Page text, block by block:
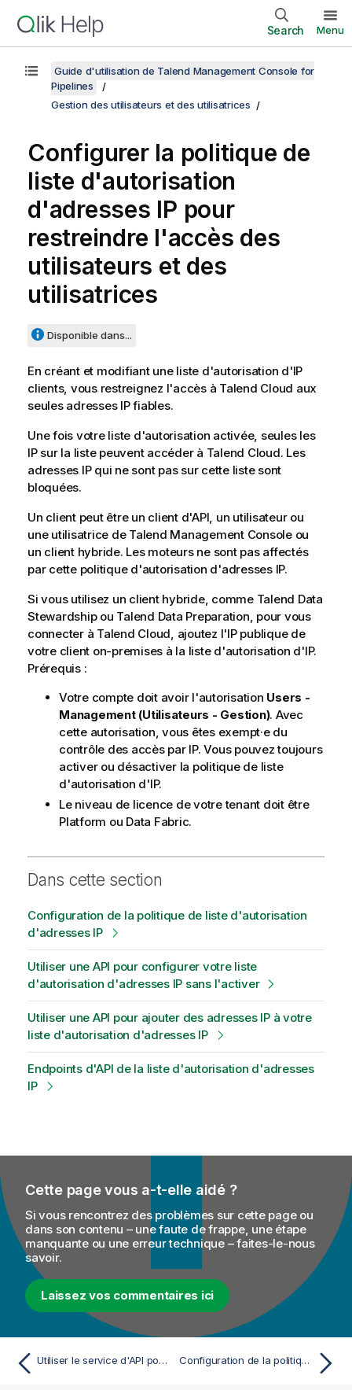
Search Menu
Guide d'utilisation de Talend Management Console for
Pipelines
Gestion des utilisateurs et des utilisatrices
Configurer la politique de
liste d'autorisation
d'adresses IP pour
restreindre l'accès des
utilisateurs et des
utilisatrices
Disponible dans...
En créant et modifiant une liste d'autorisation d'IP
clients, vous restreignez l'accès à Talend Cloud aux
seules adresses IP fiables.
Une fois votre liste d'autorisation activée, seules les
IP sur la liste peuvent accéder à Talend Cloud. Les
adresses IP qui ne sont pas sur cette liste sont
bloquées.
Un client peut être un client d'API, un utilisateur ou
une utilisatrice de Talend Management Consoleou
un client hybride. Les moteurs ne sont pas affectés
par cette politique d'autorisation d'adresses IP.
Si vous utilisez un client hybride, comme Talend Data
Stewardshipou Talend Data Preparation, pour vous
connecter à Talend Cloud, ajoutez l'IP publique de
votre client on-premises à la liste d'autorisation d'IP.
Prérequis :
Votre compte doit avoir l'autorisation Users -
Management (Utilisateurs - Gestion). Avec
cette autorisation, vous êtes exempt·e du
contrôle des accès par IP. Vous pouvez toujours
activer ou désactiver la politique de liste
d'autorisation d'IP.
Le niveau de licence de votre tenant doit être
Platform ou Data Fabric.
Dans cette section
Configuration de la politique de liste d'autorisation
d'adresses IP
Utiliser une API pour configurer votre liste
d'autorisation d'adresses IP sans l'activer
Utiliser une API pour ajouter des adresses IP à votre
liste d'autorisation d'adresses IP
Endpoints d'API de la liste d'autorisation d'adresses
IP
Cette page vous a-t-elle aidé ?
Si vous rencontrez des problèmes sur cette page ou
dans son contenu – une faute de frappe, une étape
manquante ou une erreur technique – faites-le-nous
savoir.
Laissez vos commentaires ici
Utiliser le service d'API pour gérer les utilisateurs et utilisatrices, les rôles et les groupes Talend Configuration de la politique de liste d'autorisation d'adresses IP